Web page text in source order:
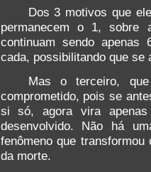
Dos 3 motivos que
permanecem o 1,
continuam sendo
cada, possibilitando que
Mas o terceiro,
comprometido, pois se
si só, agora vira
desenvolvido. Não há
fenômeno que
da morte.